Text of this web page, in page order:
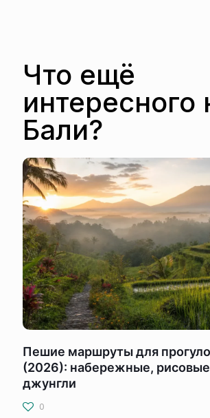
Что ещё
интересного
Бали?
Пешие маршруты для
(2026): набережные,
джунгли
0